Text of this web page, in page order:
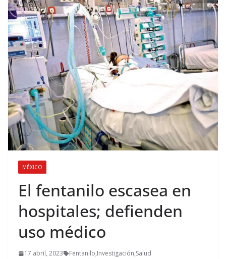
MÉXICO
El fentanilo escasea en
hospitales; defienden
uso médico
17 abril, 2023 Fentanilo,Investigación,Salud